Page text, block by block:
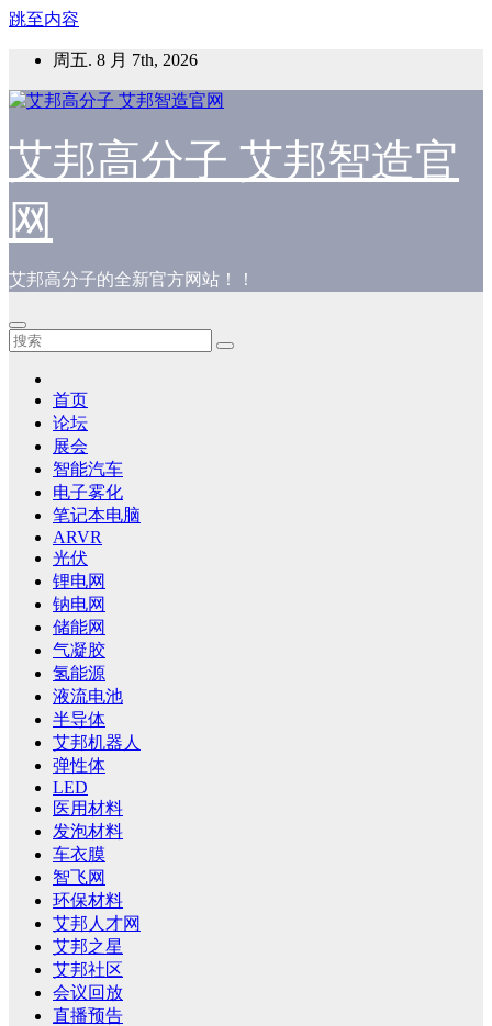
跳至内容
周五. 8 月 7th, 2026
艾邦高分子 艾邦智造官
网
艾邦高分子的全新官方网站！！
首页
论坛
展会
智能汽车
电子雾化
笔记本电脑
ARVR
光伏
锂电网
钠电网
储能网
气凝胶
氢能源
液流电池
半导体
艾邦机器人
弹性体
LED
医用材料
发泡材料
车衣膜
智飞网
环保材料
艾邦人才网
艾邦之星
艾邦社区
会议回放
直播预告